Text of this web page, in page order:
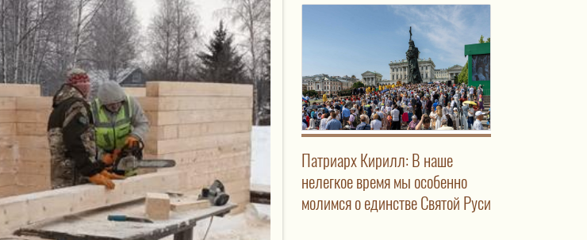
Патриарх Кирилл: В наше
нелегкое время мы особенно
молимся о единстве Святой Руси